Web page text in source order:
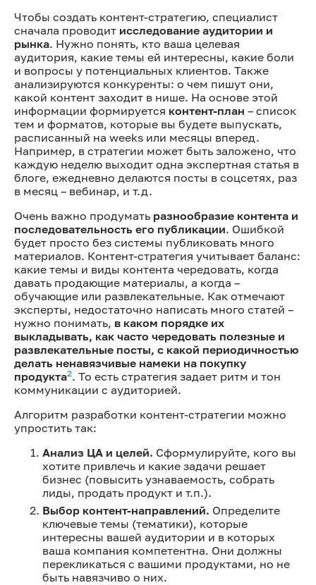
Чтобы создать контент-стратегию, специалист
сначала проводит исследование аудитории и
рынка. Нужно понять, кто ваша целевая
аудитория, какие темы ей интересны, какие боли
и вопросы у потенциальных клиентов. Также
анализируются конкуренты: о чем пишут они,
какой контент заходит в нише. На основе этой
информации формируется контент-план – список
тем и форматов, которые вы будете выпускать,
расписанный на weeks или месяцы вперед.
Например, в стратегии может быть заложено, что
каждую неделю выходит одна экспертная статья в
блоге, ежедневно делаются посты в соцсетях, раз
в месяц – вебинар, и т.д.
Очень важно продумать разнообразие контента и
последовательность его публикации. Ошибкой
будет просто без системы публиковать много
материалов. Контент-стратегия учитывает баланс:
какие темы и виды контента чередовать, когда
давать продающие материалы, а когда –
обучающие или развлекательные. Как отмечают
эксперты, недостаточно написать много статей –
нужно понимать, в каком порядке их
выкладывать, как часто чередовать полезные и
развлекательные посты, с какой периодичностью
делать ненавязчивые намеки на покупку
продукта2. То есть стратегия задает ритм и тон
коммуникации с аудиторией.
Алгоритм разработки контент-стратегии можно
упростить так:
Анализ ЦА и целей. Сформулируйте, кого вы
хотите привлечь и какие задачи решает
бизнес (повысить узнаваемость, собрать
лиды, продать продукт и т.п.).
Выбор контент-направлений. Определите
ключевые темы (тематики), которые
интересны вашей аудитории и в которых
ваша компания компетентна. Они должны
перекликаться с вашими продуктами, но не
быть навязчиво о них.